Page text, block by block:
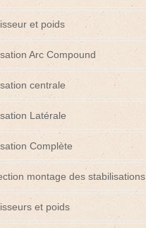
et poids
Arc Compound
centrale
Latérale
Complète
montage des stabilisations
et poids